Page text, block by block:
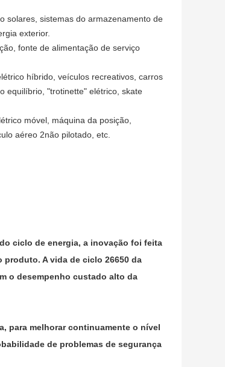
solares, sistemas do armazenamento de
exterior.
fonte de alimentação de serviço
híbrido, veículos recreativos, carros
equilíbrio, "trotinette" elétrico, skate
móvel, máquina da posição,
aéreo 2não pilotado, etc.
ciclo de energia, a inovação foi feita
A vida de ciclo 26650 da
o desempenho custado alto da
para melhorar continuamente o nível
de problemas de segurança